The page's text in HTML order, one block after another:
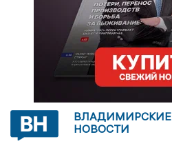
ВЛАДИМИРСКИЕ
НОВОСТИ